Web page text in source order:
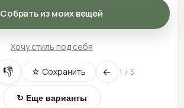
Собрать из моих вещей
Хочу стиль под себя
👎 ☆ Сохранить ← 1 / 3
↻ Еще варианты